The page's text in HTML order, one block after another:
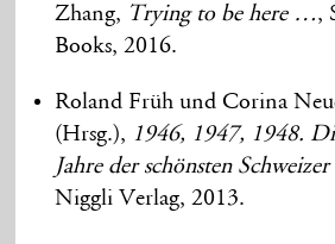
Zhang, Trying to be here …,
Books, 2016.
Roland Früh und Corina
(Hrsg.), 1946, 1947, 1948.
Jahre der schönsten
Niggli Verlag, 2013.